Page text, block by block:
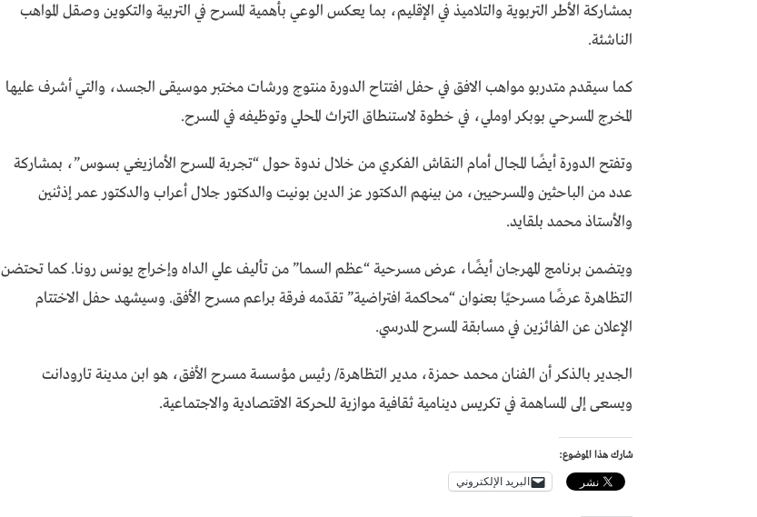
بمشاركة الأطر التربوية والتلاميذ في الإقليم، بما يعكس الوعي بأهمية المسرح في التربية والتكوين وصقل المواهب
الناشئة.
كما سيقدم متدربو مواهب الافق في حفل افتتاح الدورة منتوج ورشات مختبر موسيقى الجسد، والتي أشرف عليها
المخرج المسرحي بوبكر اوملي، في خطوة لاستنطاق التراث المحلي وتوظيفه في المسرح.
وتفتح الدورة أيضًا المجال أمام النقاش الفكري من خلال ندوة حول “تجربة المسرح الأمازيغي بسوس”، بمشاركة
عدد من الباحثين والمسرحيين، من بينهم الدكتور عز الدين بونيت والدكتور جلال أعراب والدكتور عمر إذثنين
والأستاذ محمد بلقايد.
ويتضمن برنامج المهرجان أيضًا، عرض مسرحية “عظم السما” من تأليف علي الداه وإخراج يونس رونا. كما تحتضن
التظاهرة عرضًا مسرحيًا بعنوان “محاكمة افتراضية” تقدّمه فرقة براعم مسرح الأفق. وسيشهد حفل الاختتام
الإعلان عن الفائزين في مسابقة المسرح المدرسي.
الجدير بالذكر أن الفنان محمد حمزة، مدير التظاهرة/ رئيس مؤسسة مسرح الأفق، هو ابن مدينة تارودانت
ويسعى إلى المساهمة في تكريس دينامية ثقافية موازية للحركة الاقتصادية والاجتماعية.
شارك هذا الموضوع:
البريد الإلكتروني